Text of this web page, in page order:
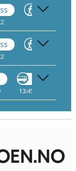
Gå
Gå
13:45